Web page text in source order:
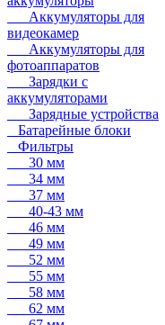
Аккумуляторы для
видеокамер
Аккумуляторы для
фотоаппаратов
Зарядки с
аккумуляторами
Зарядные устройства
Батарейные блоки
Фильтры
30 мм
34 мм
37 мм
40-43 мм
46 мм
49 мм
52 мм
55 мм
58 мм
62 мм